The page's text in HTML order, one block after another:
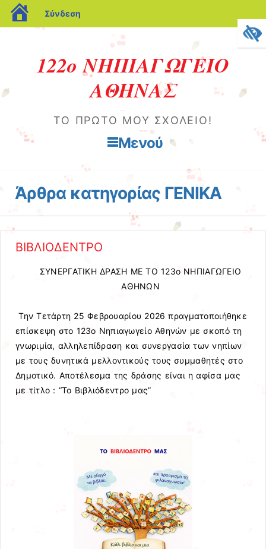
blogs.sch.gr
Σύνδεση
122ο ΝΗΠΙΑΓΩΓΕΙΟ
ΑΘΗΝΑΣ
ΤΟ ΠΡΏΤΟ ΜΟΥ ΣΧΟΛΕΊΟ!
Μενού
Άρθρα κατηγορίας ΓΕΝΙΚΑ
ΒΙΒΛΙΟΔΕΝΤΡΟ
ΣΥΝΕΡΓΑΤΙΚΗ ΔΡΑΣΗ ΜΕ ΤΟ 123ο ΝΗΠΙΑΓΩΓΕΙΟ
ΑΘΗΝΩΝ
Την Τετάρτη 25 Φεβρουαρίου 2026 πραγματοποιήθηκε
επίσκεψη στο 123ο Νηπιαγωγείο Αθηνών με σκοπό τη
γνωριμία, αλληλεπίδραση και συνεργασία των νηπίων
με τους δυνητικά μελλοντικούς τους συμμαθητές στο
Δημοτικό. Αποτέλεσμα της δράσης είναι η αφίσα μας
με τίτλο : “Το Βιβλιόδεντρο μας”